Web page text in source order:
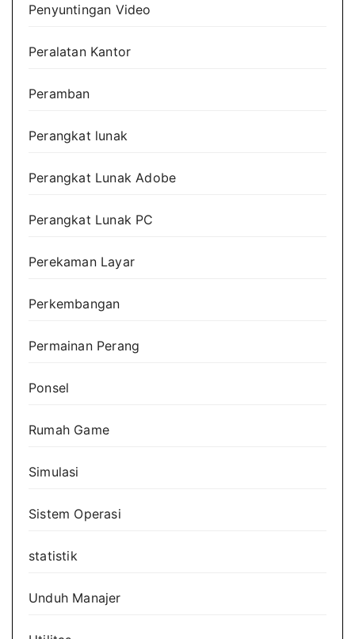
Penyuntingan Video
Peralatan Kantor
Peramban
Perangkat lunak
Perangkat Lunak Adobe
Perangkat Lunak PC
Perekaman Layar
Perkembangan
Permainan Perang
Ponsel
Rumah Game
Simulasi
Sistem Operasi
statistik
Unduh Manajer